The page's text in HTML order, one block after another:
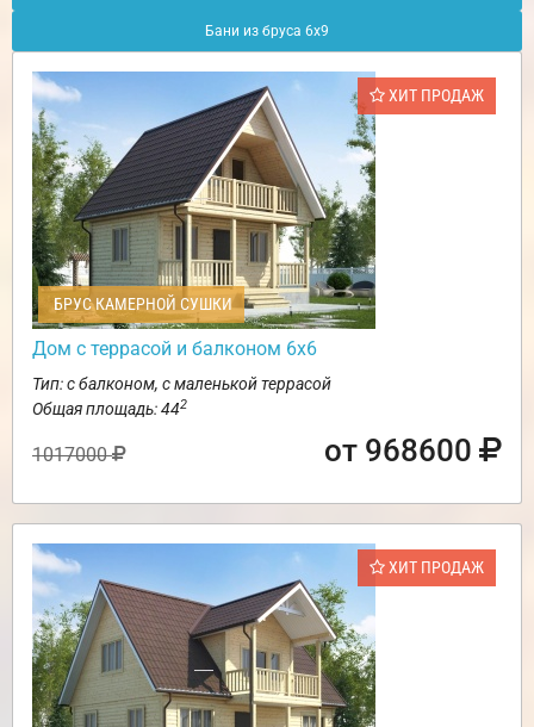
Бани из бруса 6х9
ХИТ ПРОДАЖ
БРУС КАМЕРНОЙ СУШКИ
Дом с террасой и балконом 6х6
Тип: с балконом, с маленькой террасой
Общая площадь: 442
1017000 от 968600
ХИТ ПРОДАЖ